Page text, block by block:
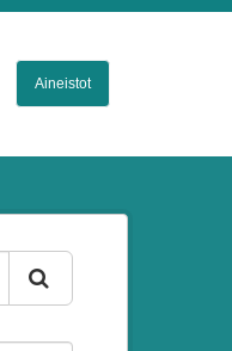
Aineistot